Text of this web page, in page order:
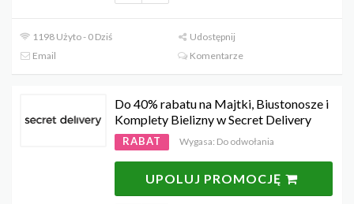
1198 Użyto - 0 Dziś
Udostępnij
Email
Komentarze
Do 40% rabatu na Majtki, Biustonosze i
Komplety Bielizny w Secret Delivery
RABAT Wygasa: Do odwołania
UPOLUJ PROMOCJĘ